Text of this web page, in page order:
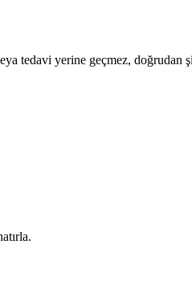
tedavi yerine geçmez, doğrudan